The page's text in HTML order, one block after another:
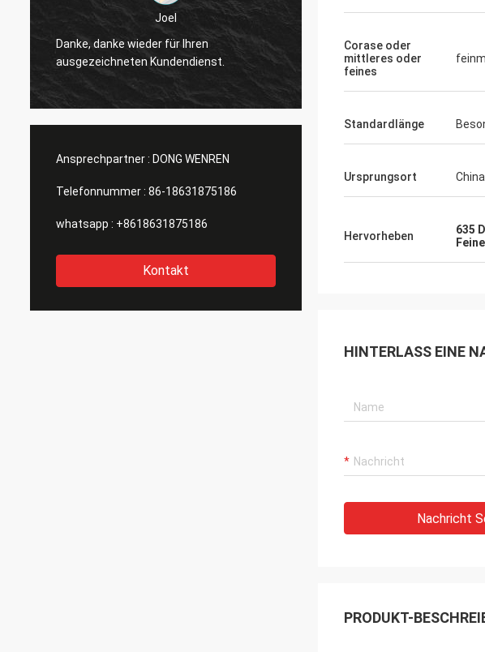
Joel
danke wieder für Ihren
Kundendienst.
Joel
Danke, danke wieder für Ihren
ausgezeichneten Kundendienst.
Ansprechpartner : DONG WENREN
Telefonnummer : 86-18631875186
whatsapp : +8618631875186
Kontakt
Corase oder
mittleres oder
feines
Standardlänge
Ursprungsort China
Hervorheben 635
HINTERLASS EINE
Nachricht
PRODUKT-